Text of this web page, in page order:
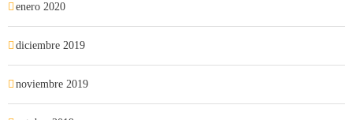
enero 2020
diciembre 2019
noviembre 2019